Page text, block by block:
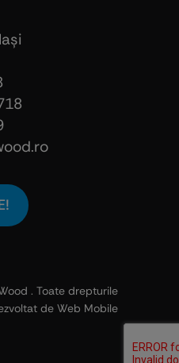
. Toate drepturile
de Web Mobile